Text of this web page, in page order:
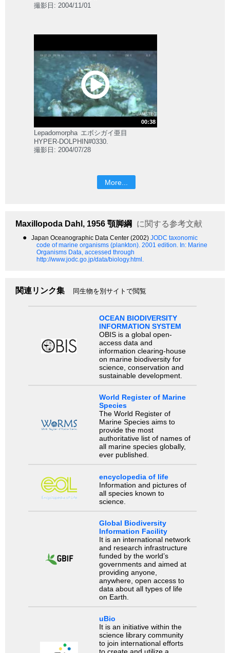
撮影日: 2004/11/01
00:38
Lepadomorpha エボシガイ亜目
HYPER-DOLPHIN#0330.
撮影日: 2004/07/28
More...
Maxillopoda Dahl, 1956 顎脚綱 に関する参考文献
● Japan Oceanographic Data Center (2002) JODC taxonomic
code of marine organisms (plankton). 2001 edition. In: Marine
Organisms Data, accessed through
http://www.jodc.go.jp/data/biology.html.
関連リンク集 同生物を別サイトで閲覧
OCEAN BIODIVERSITY
INFORMATION SYSTEM
OBIS is a global open-
access data and
information clearing-house
on marine biodiversity for
science, conservation and
sustainable development.
World Register of Marine
Species
The World Register of
Marine Species aims to
provide the most
authoritative list of names of
all marine species globally,
ever published.
encyclopedia of life
Information and pictures of
all species known to
science.
Global Biodiversity
Information Facility
It is an international network
and research infrastructure
funded by the world’s
governments and aimed at
providing anyone,
anywhere, open access to
data about all types of life
on Earth.
uBio
It is an initiative within the
science library community
to join international efforts